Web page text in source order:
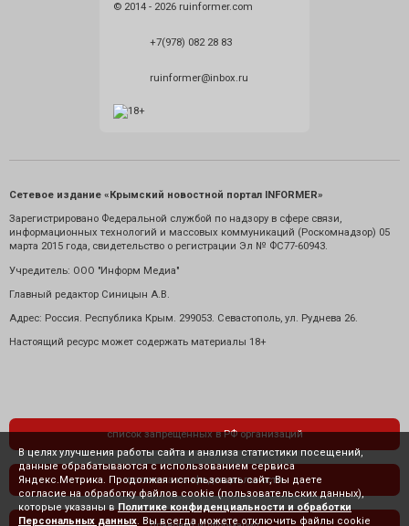
© 2014 - 2026 ruinformer.com
+7(978) 082 28 83
ruinformer@inbox.ru
Сетевое издание «Крымский новостной портал INFORMER»
Зарегистрировано Федеральной службой по надзору в сфере связи,
информационных технологий и массовых коммуникаций (Роскомнадзор) 05
марта 2015 года, свидетельство о регистрации Эл № ФС77-60943.
Учредитель: ООО "Информ Медиа"
Главный редактор Синицын А.В.
Адрес: Россия. Республика Крым. 299053. Севастополь, ул. Руднева 26.
Настоящий ресурс может содержать материалы 18+
список запрещенных в РФ организаций
политика конфиденциальности
В целях улучшения работы сайта и анализа статистики посещений,
данные обрабатываются с использованием сервиса
Яндекс.Метрика. Продолжая использовать сайт, Вы даете
согласие на обработку файлов cookie (пользовательских данных),
которые указаны в Политике конфиденциальности и обработки
Персональных данных . Вы всегда можете отключить файлы cookie